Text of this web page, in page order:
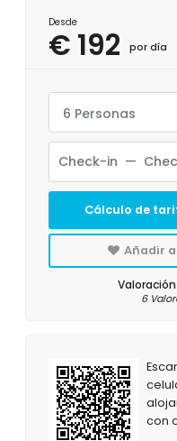
Desde
€ 192 por día
6 Personas
Cálculo de
Añadir
6
con